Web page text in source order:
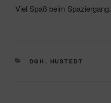
Viel Spaß beim Spaziergang.
KATEGORIEN
DGH , HUSTEDT